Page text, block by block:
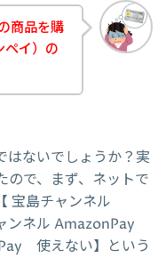
商品を購
イ）の
はないでしょうか？実
ので、まず、ネットで
宝島チャンネル
ンネル AmazonPay
使えない】という